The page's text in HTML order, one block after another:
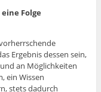
Folge
Ergebnis dessen sein,
an Möglichkeiten
ein Wissen
stets dadurch